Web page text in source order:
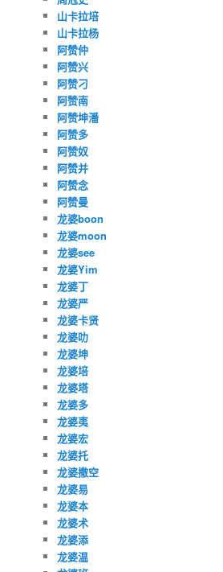
山卡拉培
山卡拉杨
阿赞仲
阿赞兴
阿赞刁
阿赞南
阿赞坤潘
阿赞多
阿赞奴
阿赞并
阿赞念
阿赞曼
龙婆boon
龙婆moon
龙婆see
龙婆Yim
龙婆丁
龙婆严
龙婆卡贤
龙婆叻
龙婆坤
龙婆培
龙婆塔
龙婆多
龙婆夷
龙婆宏
龙婆托
龙婆撒空
龙婆易
龙婆本
龙婆术
龙婆添
龙婆温